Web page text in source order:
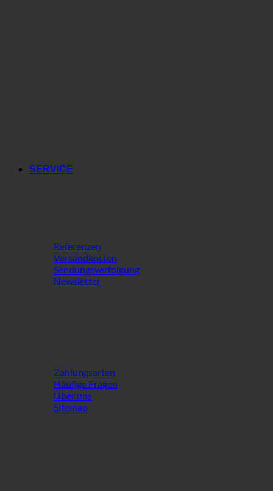
SERVICE
Referenzen
Versandkosten
Sendungsverfolgung
Newsletter
Zahlungsarten
Häufige Fragen
Über uns
Sitemap